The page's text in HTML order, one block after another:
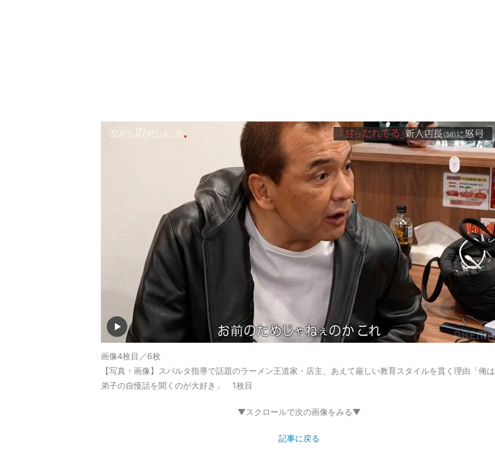
画像4枚目／6枚
【写真・画像】スパルタ指導で話題のラーメン王道家・店主、あえて厳しい教育スタイルを貫く理由「俺は
弟子の自慢話を聞くのが大好き」 1枚目
▼スクロールで次の画像をみる▼
記事に戻る